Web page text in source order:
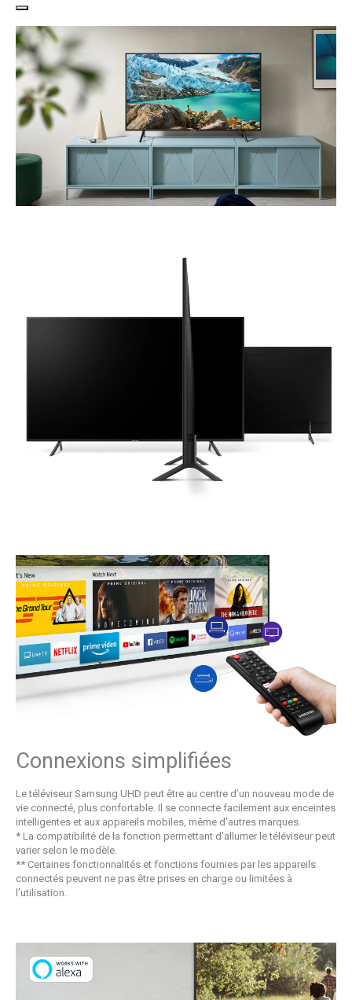
Connexions simplifiées
Le téléviseur Samsung UHD peut être au centre d’un nouveau mode de
vie connecté, plus confortable. Il se connecte facilement aux enceintes
intelligentes et aux appareils mobiles, même d’autres marques.
* La compatibilité de la fonction permettant d'allumer le téléviseur peut
varier selon le modèle.
** Certaines fonctionnalités et fonctions fournies par les appareils
connectés peuvent ne pas être prises en charge ou limitées à
l’utilisation.